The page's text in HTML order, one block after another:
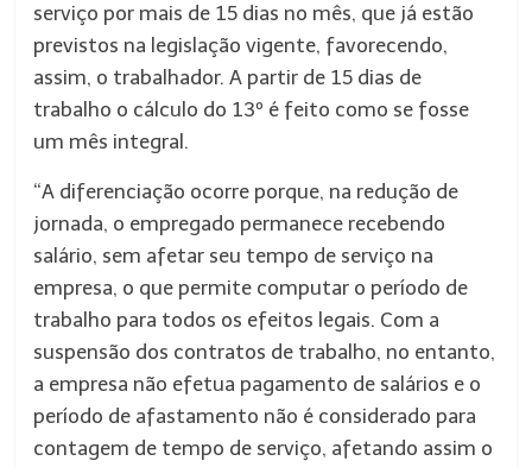
serviço por mais de 15 dias no mês, que já estão
previstos na legislação vigente, favorecendo,
assim, o trabalhador. A partir de 15 dias de
trabalho o cálculo do 13º é feito como se fosse
um mês integral.
“A diferenciação ocorre porque, na redução de
jornada, o empregado permanece recebendo
salário, sem afetar seu tempo de serviço na
empresa, o que permite computar o período de
trabalho para todos os efeitos legais. Com a
suspensão dos contratos de trabalho, no entanto,
a empresa não efetua pagamento de salários e o
período de afastamento não é considerado para
contagem de tempo de serviço, afetando assim o